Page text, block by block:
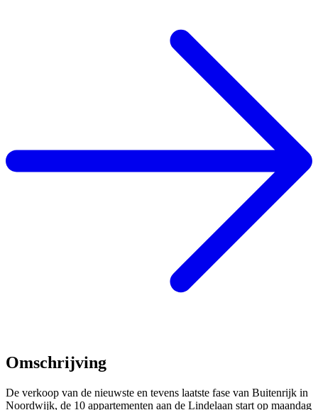
Omschrijving
De verkoop van de nieuwste en tevens laatste fase van Buitenrijk in
Noordwijk, de 10 appartementen aan de Lindelaan start op maandag